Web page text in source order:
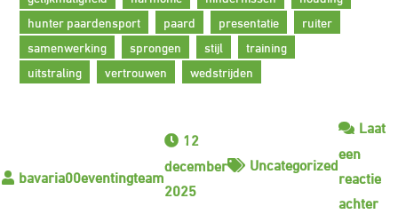
hunter paardensport
paard presentatie
ruiter
samenwerking
sprongen stijl
training
uitstraling
vertrouwen wedstrijden
12
december
2025
Uncategorized
Laat
een
reactie
achterop